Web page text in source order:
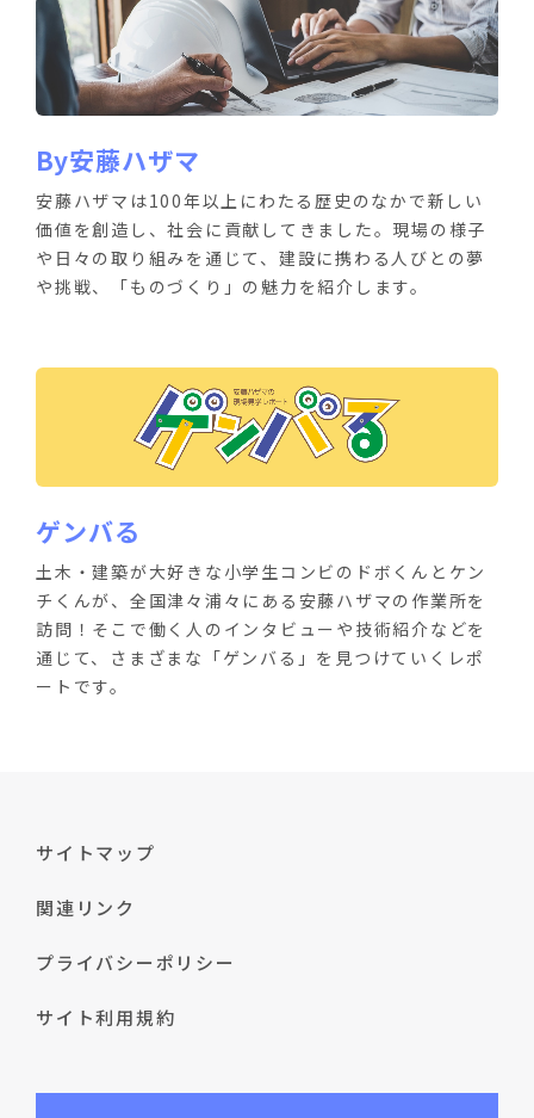
By安藤ハザマ
安藤ハザマは100年以上にわたる歴史のなかで新しい
価値を創造し、社会に貢献してきました。現場の様子
や日々の取り組みを通じて、建設に携わる人びとの夢
や挑戦、「ものづくり」の魅力を紹介します。
ゲンバる
土木・建築が大好きな小学生コンビのドボくんとケン
チくんが、全国津々浦々にある安藤ハザマの作業所を
訪問！そこで働く人のインタビューや技術紹介などを
通じて、さまざまな「ゲンバる」を見つけていくレポ
ートです。
サイトマップ
関連リンク
プライバシーポリシー
サイト利用規約